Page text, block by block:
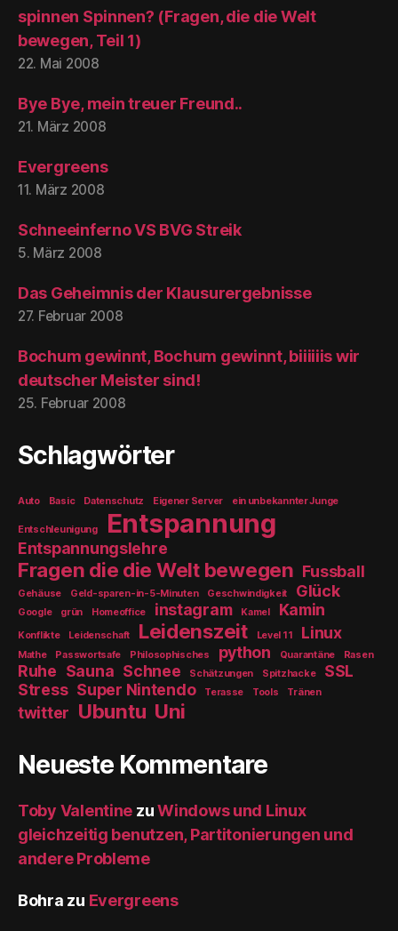
spinnen Spinnen? (Fragen, die die Welt
bewegen, Teil 1)
22. Mai 2008
Bye Bye, mein treuer Freund..
21. März 2008
Evergreens
11. März 2008
Schneeinferno VS BVG Streik
5. März 2008
Das Geheimnis der Klausurergebnisse
27. Februar 2008
Bochum gewinnt, Bochum gewinnt, biiiiiis wir
deutscher Meister sind!
25. Februar 2008
Schlagwörter
Auto Basic Datenschutz Eigener Server ein unbekannter Junge
Entschleunigung Entspannung
Entspannungslehre
Fragen die die Welt bewegen Fussball
Gehäuse Geld-sparen-in-5-Minuten Geschwindigkeit Glück
Google grün Homeoffice instagram Kamel Kamin
Konflikte Leidenschaft Leidenszeit Level 11 Linux
Mathe Passwortsafe Philosophisches python Quarantäne Rasen
Ruhe Sauna Schnee Schätzungen Spitzhacke
SSL
Stress Super Nintendo Terasse Tools Tränen
twitter Ubuntu Uni
Neueste Kommentare
Toby Valentine zuWindows und Linux
gleichzeitig benutzen, Partitonierungen und
andere Probleme
Bohra zu Evergreens